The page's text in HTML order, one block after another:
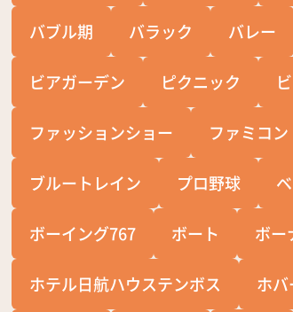
バブル期 バラック バレー
ビアガーデン ピクニック
ファッションショー ファミコン
ブルートレイン プロ野球
ボーイング767 ボート ボー
ホテル日航ハウステンボス ホ